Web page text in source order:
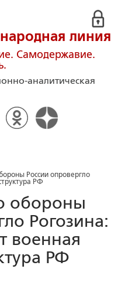
народная линия
Самодержавие.
аналитическая
России опровергло
РФ
обороны
Рогозина:
военная
РФ